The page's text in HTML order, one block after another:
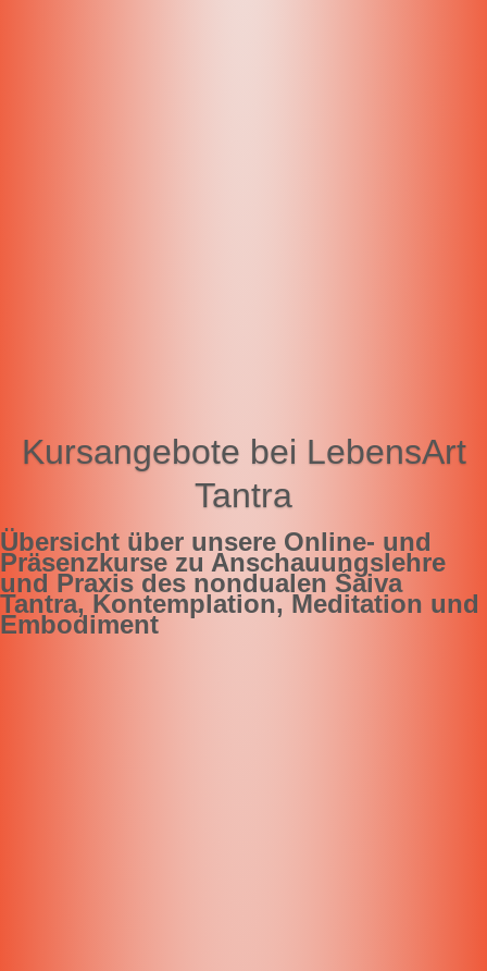
Kursangebote bei LebensArt
Tantra
Übersicht über unsere Online- und
Präsenzkurse zu Anschauungslehre
und Praxis des nondualen Śaiva
Tantra, Kontemplation, Meditation und
Embodiment